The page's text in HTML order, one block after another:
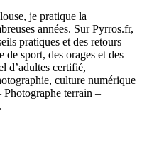
je pratique la
années. Sur Pyrros.fr,
pratiques et des retours
de sport, des orages et des
d’adultes certifié,
culture numérique
terrain –